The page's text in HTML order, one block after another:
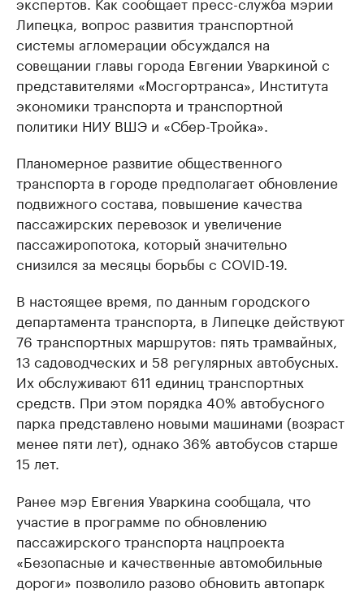
Липецка, вопрос развития транспортной
системы агломерации обсуждался на
совещании главы города Евгении Уваркиной с
представителями «Мосгортранса», Института
экономики транспорта и транспортной
политики НИУ ВШЭ и «Сбер-Тройка».
Планомерное развитие общественного
транспорта в городе предполагает обновление
подвижного состава, повышение качества
пассажирских перевозок и увеличение
пассажиропотока, который значительно
снизился за месяцы борьбы с COVID-19.
В настоящее время, по данным городского
департамента транспорта, в Липецке действуют
76 транспортных маршрутов: пять трамвайных,
13 садоводческих и 58 регулярных автобусных.
Их обслуживают 611 единиц транспортных
средств. При этом порядка 40% автобусного
парка представлено новыми машинами (возраст
менее пяти лет), однако 36% автобусов старше
15 лет.
Ранее мэр Евгения Уваркина сообщала, что
участие в программе по обновлению
пассажирского транспорта нацпроекта
«Безопасные и качественные автомобильные
дороги» позволило разово обновить автопарк